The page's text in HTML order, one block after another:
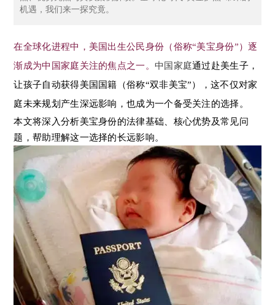
机遇，我们来一探究竟。
在全球化进程中，美国出生公民身份（俗称“美宝身份”）逐
渐成为中国家庭关注的焦点之一。 中国家庭通过赴美生子，
让孩子自动获得美国国籍（俗称“双非美宝”），这不仅对家
庭未来规划产生深远影响，也成为一个备受关注的选择。
本文将深入分析美宝身份的法律基础、核心优势及常见问
题，帮助理解这一选择的长远影响。